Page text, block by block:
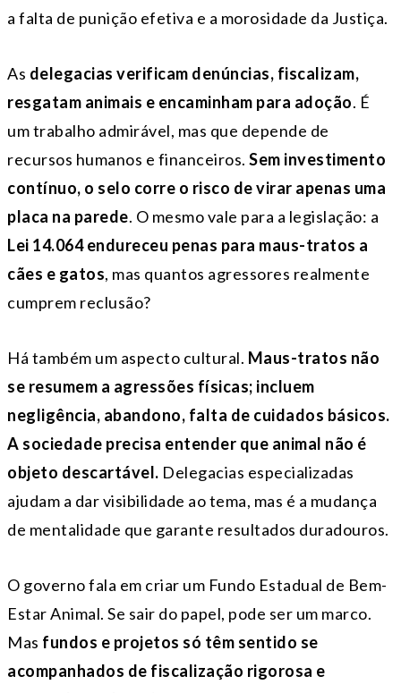
a falta de punição efetiva e a morosidade da Justiça.
As delegacias verificam denúncias, fiscalizam,
resgatam animais e encaminham para adoção. É
um trabalho admirável, mas que depende de
recursos humanos e financeiros. Sem investimento
contínuo, o selo corre o risco de virar apenas uma
placa na parede. O mesmo vale para a legislação: a
Lei 14.064 endureceu penas para maus-tratos a
cães e gatos, mas quantos agressores realmente
cumprem reclusão?
Há também um aspecto cultural. Maus-tratos não
se resumem a agressões físicas; incluem
negligência, abandono, falta de cuidados básicos.
A sociedade precisa entender que animal não é
objeto descartável. Delegacias especializadas
ajudam a dar visibilidade ao tema, mas é a mudança
de mentalidade que garante resultados duradouros.
O governo fala em criar um Fundo Estadual de Bem-
Estar Animal. Se sair do papel, pode ser um marco.
Mas fundos e projetos só têm sentido se
acompanhados de fiscalização rigorosa e